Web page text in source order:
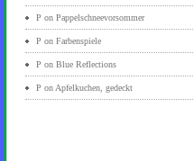
P on Pappelschneevorsommer
P on Farbenspiele
P on Blue Reflections
P on Apfelkuchen, gedeckt